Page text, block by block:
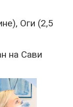
Оги (2,5
на Сави